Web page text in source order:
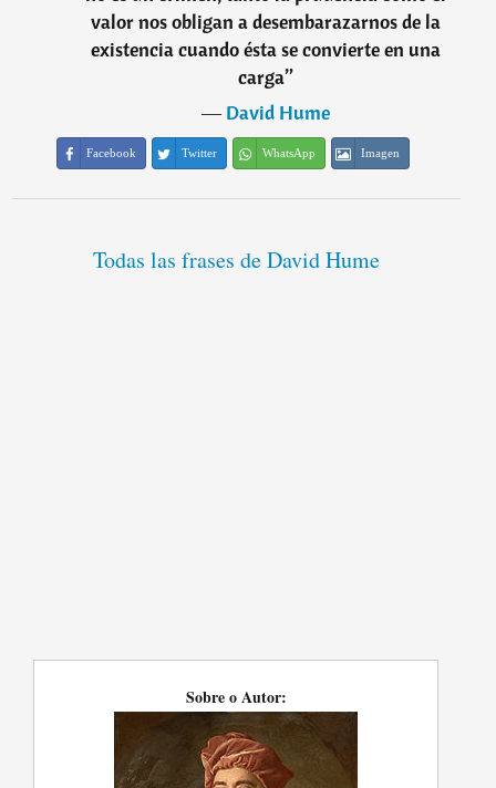
valor nos obligan a desembarazarnos de la
existencia cuando ésta se convierte en una
carga”
―David Hume
Facebook Twitter WhatsApp Imagen
Todas las frases de David Hume
Sobre o Autor: